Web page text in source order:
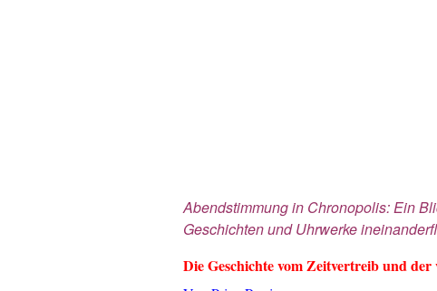
Abendstimmung in Chronopolis: Ein
Geschichten und Uhrwerke
Die Geschichte vom Zeitvertreib und der